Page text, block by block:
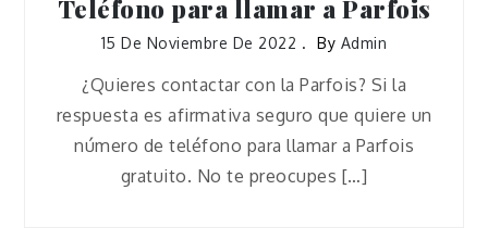
Teléfono para llamar a Parfois
15 De Noviembre De 2022 By Admin
¿Quieres contactar con la Parfois? Si la
respuesta es afirmativa seguro que quiere un
número de teléfono para llamar a Parfois
gratuito. No te preocupes […]